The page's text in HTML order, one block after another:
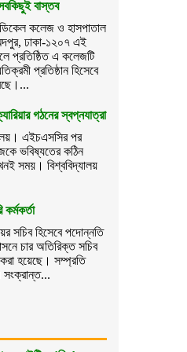
বাস্তব
কলেজ ও হাসপাতাল
ঢাকা-১২০৭ এই
প্রতিষ্ঠিত এ কলেজটি
প্রতিষ্ঠান হিসেবে
গঠনের স্বপ্নযাত্রা
এইচএসসির পর
ভবিষ্যতের কঠিন
সময়। বিশ্ববিদ্যালয়
সচিব হিসেবে পদোন্নতি
চার অতিরিক্ত সচিব
হয়েছে। সম্প্রতি
সংক্রান্ত...